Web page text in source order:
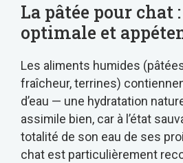
La pâtée pour
optimale et
Les aliments humides
fraîcheur, terrines)
d’eau — une hydratation
assimile bien, car à l’état
totalité de son eau de ses
chat est particulièrement